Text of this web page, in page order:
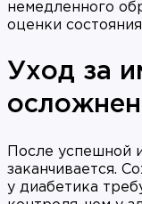
немедленного
оценки
Уход за
После успешной
заканчивается.
у диабетика